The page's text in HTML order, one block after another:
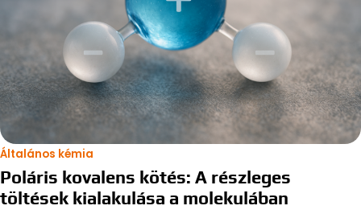
Általános kémia
Poláris kovalens kötés: A részleges
töltések kialakulása a molekulában